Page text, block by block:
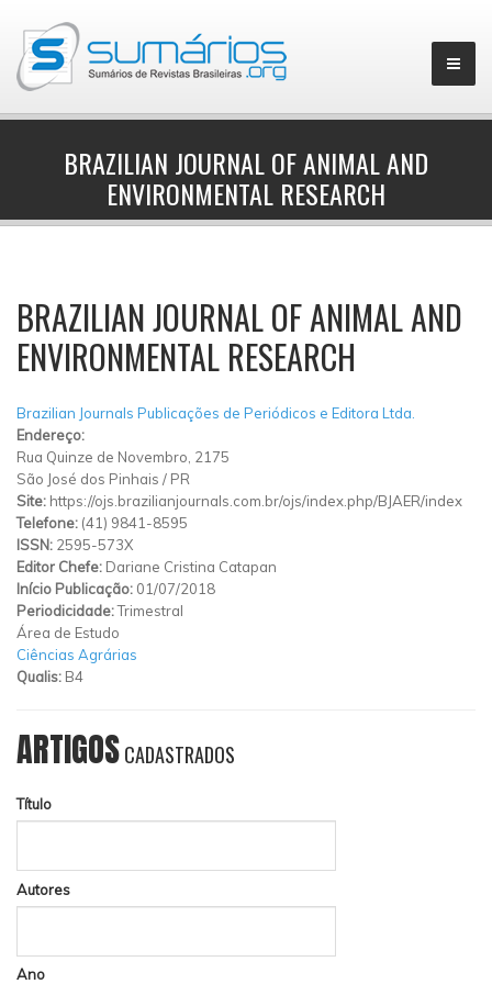
BRAZILIAN JOURNAL OF ANIMAL AND
ENVIRONMENTAL RESEARCH
BRAZILIAN JOURNAL OF ANIMAL AND
ENVIRONMENTAL RESEARCH
Brazilian Journals Publicações de Periódicos e Editora Ltda.
Endereço:
Rua Quinze de Novembro, 2175
São José dos Pinhais / PR
Site: https://ojs.brazilianjournals.com.br/ojs/index.php/BJAER/index
Telefone: (41) 9841-8595
ISSN: 2595-573X
Editor Chefe: Dariane Cristina Catapan
Início Publicação: 01/07/2018
Periodicidade:Trimestral
Área de Estudo
Ciências Agrárias
Qualis: B4
ARTIGOSCADASTRADOS
Título
Autores
Ano